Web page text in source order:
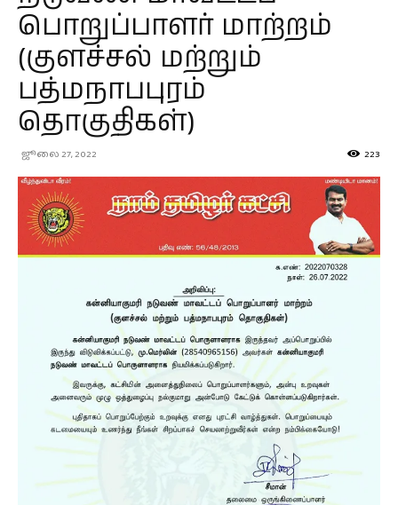
பொறுப்பாளர் மாற்றம்
(குளச்சல் மற்றும்
பத்மநாபபுரம்
தொகுதிகள்)
ஜூலை 27, 2022 223